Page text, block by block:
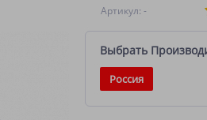
Артикул: -
Выбрать
Россия